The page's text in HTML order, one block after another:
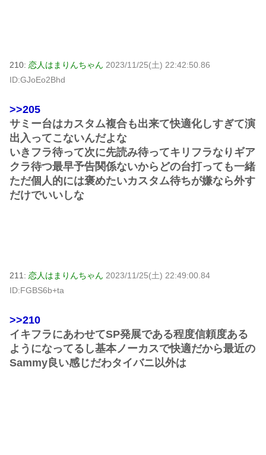
210: 恋人はまりんちゃん 2023/11/25(土) 22:42:50.86
ID:GJoEo2Bhd
>>205
サミー台はカスタム複合も出来て快適化しすぎて演
出入ってこないんだよな
いきフラ待って次に先読み待ってキリフラなりギア
クラ待つ最早予告関係ないからどの台打っても一緒
ただ個人的には褒めたいカスタム待ちが嫌なら外す
だけでいいしな
211: 恋人はまりんちゃん 2023/11/25(土) 22:49:00.84
ID:FGBS6b+ta
>>210
イキフラにあわせてSP発展である程度信頼度ある
ようになってるし基本ノーカスで快適だから最近の
Sammy良い感じだわタイバニ以外は